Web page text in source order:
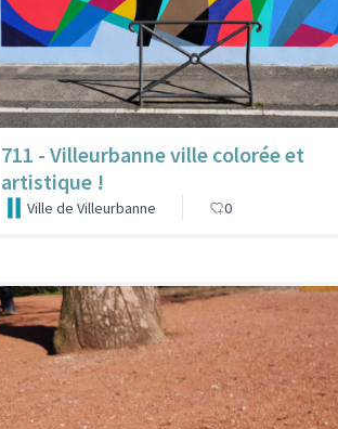
711 - Villeurbanne ville colorée et
artistique !
Ville de Villeurbanne 0